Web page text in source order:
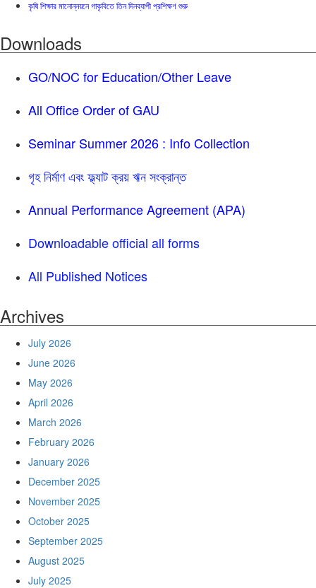
কৃষি শিক্ষার মানোন্নয়নে গাকৃবিতে তিন দিনব্যাপী প্রশিক্ষণ শুরু
Downloads
GO/NOC for Education/Other Leave
All Office Order of GAU
Seminar Summer 2026 : Info Collection
গৃহ নির্মাণ এবং ফ্ল্যাট ক্রয় ঋন সংক্রান্ত
Annual Performance Agreement (APA)
Downloadable official all forms
All Published Notices
Archives
July 2026
June 2026
May 2026
April 2026
March 2026
February 2026
January 2026
December 2025
November 2025
October 2025
September 2025
August 2025
July 2025